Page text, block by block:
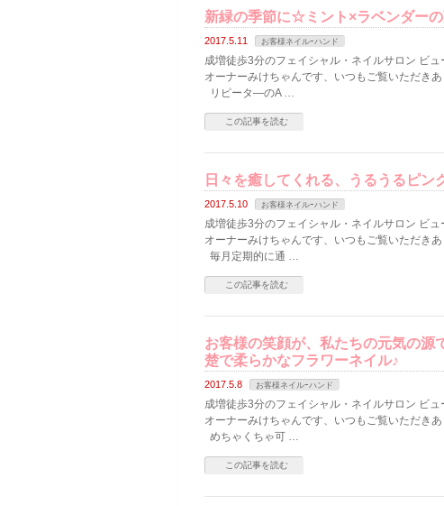
新緑の季節に☆ミント×ラベンダー
2017.5.11 お客様ネイルｰハンド
成増徒歩3分のフェイシャル・ネイルサロン ビ
オーナーみけちゃんです、いつもご覧いただき
リピータ―のA …
この記事を読む
日々を癒してくれる、うるうるピ
2017.5.10 お客様ネイルｰハンド
成増徒歩3分のフェイシャル・ネイルサロン ビ
オーナーみけちゃんです、いつもご覧いただき
毎月定期的に通 …
この記事を読む
お客様の笑顔が、私たちの元気の
楚で柔らかなフラワーネイル♪
2017.5.8 お客様ネイルｰハンド
成増徒歩3分のフェイシャル・ネイルサロン ビ
オーナーみけちゃんです、いつもご覧いただき
めちゃくちゃ可 …
この記事を読む